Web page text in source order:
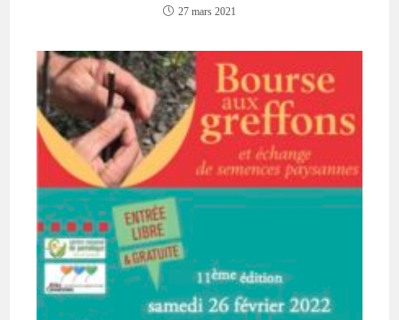
27 mars 2021